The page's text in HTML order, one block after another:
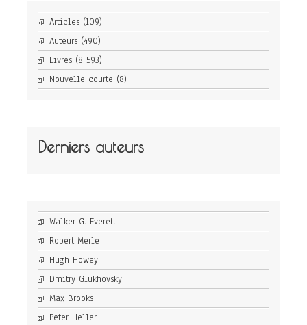
Articles (109)
Auteurs (490)
Livres (8 593)
Nouvelle courte (8)
Derniers auteurs
Walker G. Everett
Robert Merle
Hugh Howey
Dmitry Glukhovsky
Max Brooks
Peter Heller